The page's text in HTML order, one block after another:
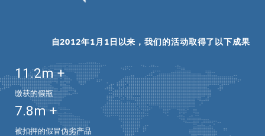
自2012年1月1日以来，我们的活动取得了以下成果
11.2m +
缴获的假瓶
7.8m +
被扣押的假冒伪劣产品